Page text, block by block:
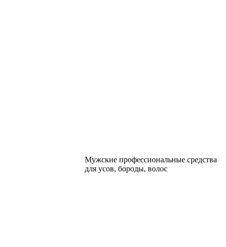
Мужские профессиональные средства
для усов, бороды, волос